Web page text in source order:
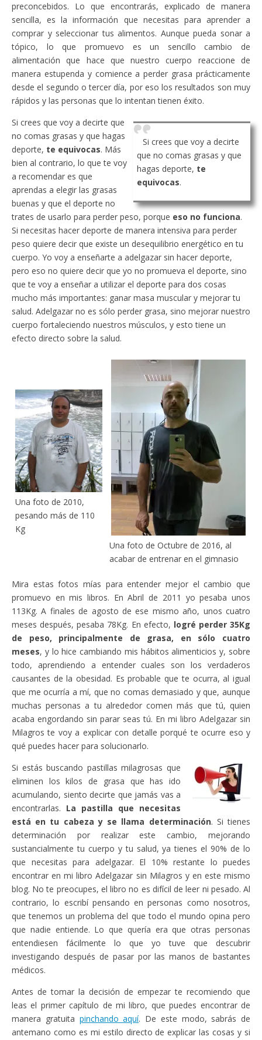
preconcebidos. Lo que encontrarás, explicado de manera
sencilla, es la información que necesitas para aprender a
comprar y seleccionar tus alimentos. Aunque pueda sonar a
tópico, lo que promuevo es un sencillo cambio de
alimentación que hace que nuestro cuerpo reaccione de
manera estupenda y comience a perder grasa prácticamente
desde el segundo o tercer día, por eso los resultados son muy
rápidos y las personas que lo intentan tienen éxito.
Si crees que voy a decirte
que no comas grasas y que
hagas deporte, te
equivocas.
Si crees que voy a decirte que
no comas grasas y que hagas
deporte, te equivocas. Más
bien al contrario, lo que te voy
a recomendar es que
aprendas a elegir las grasas
buenas y que el deporte no
trates de usarlo para perder peso, porque eso no funciona.
Si necesitas hacer deporte de manera intensiva para perder
peso quiere decir que existe un desequilibrio energético en tu
cuerpo. Yo voy a enseñarte a adelgazar sin hacer deporte,
pero eso no quiere decir que yo no promueva el deporte, sino
que te voy a enseñar a utilizar el deporte para dos cosas
mucho más importantes: ganar masa muscular y mejorar tu
salud. Adelgazar no es sólo perder grasa, sino mejorar nuestro
cuerpo fortaleciendo nuestros músculos, y esto tiene un
efecto directo sobre la salud.
Una foto de 2010,
pesando más de 110
Kg
Una foto de Octubre de 2016, al
acabar de entrenar en el gimnasio
Mira estas fotos mías para entender mejor el cambio que
promuevo en mis libros. En Abril de 2011 yo pesaba unos
113Kg. A finales de agosto de ese mismo año, unos cuatro
meses después, pesaba 78Kg. En efecto, logré perder 35Kg
de peso, principalmente de grasa, en sólo cuatro
meses, y lo hice cambiando mis hábitos alimenticios y, sobre
todo, aprendiendo a entender cuales son los verdaderos
causantes de la obesidad. Es probable que te ocurra, al igual
que me ocurría a mí, que no comas demasiado y que, aunque
muchas personas a tu alrededor comen más que tú, quien
acaba engordando sin parar seas tú. En mi libro Adelgazar sin
Milagros te voy a explicar con detalle porqué te ocurre eso y
qué puedes hacer para solucionarlo.
Si estás buscando pastillas milagrosas que
eliminen los kilos de grasa que has ido
acumulando, siento decirte que jamás vas a
encontrarlas. La pastilla que necesitas
está en tu cabeza y se llama determinación. Si tienes
determinación por realizar este cambio, mejorando
sustancialmente tu cuerpo y tu salud, ya tienes el 90% de lo
que necesitas para adelgazar. El 10% restante lo puedes
encontrar en mi libro Adelgazar sin Milagros y en este mismo
blog. No te preocupes, el libro no es difícil de leer ni pesado. Al
contrario, lo escribí pensando en personas como nosotros,
que tenemos un problema del que todo el mundo opina pero
que nadie entiende. Lo que quería era que otras personas
entendiesen fácilmente lo que yo tuve que descubrir
investigando después de pasar por las manos de bastantes
médicos.
Antes de tomar la decisión de empezar te recomiendo que
leas el primer capítulo de mi libro, que puedes encontrar de
manera gratuita pinchando aquí. De este modo, sabrás de
antemano como es mi estilo directo de explicar las cosas y si